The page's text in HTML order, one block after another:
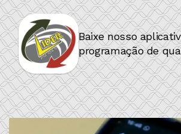
Baixe nosso
programação de